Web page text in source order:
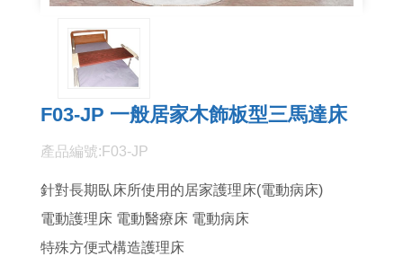
F03-JP 一般居家木飾板型三馬達床
產品編號:F03-JP
針對長期臥床所使用的居家護理床(電動病床)
電動護理床 電動醫療床 電動病床
特殊方便式構造護理床